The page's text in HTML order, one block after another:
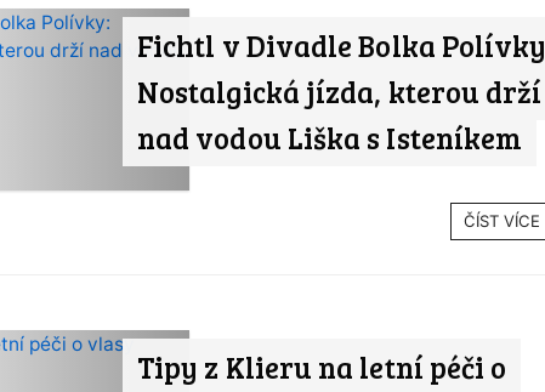
Fichtl v Divadle Bolka
Nostalgická jízda, kterou drží
nad vodou Liška s Isteníkem
ČÍST VÍCE
Tipy z Klieru na letní péči o